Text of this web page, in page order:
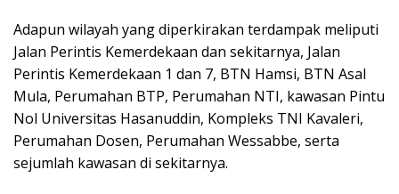
Adapun wilayah yang diperkirakan terdampak meliputi
Jalan Perintis Kemerdekaan dan sekitarnya, Jalan
Perintis Kemerdekaan 1 dan 7, BTN Hamsi, BTN Asal
Mula, Perumahan BTP, Perumahan NTI, kawasan Pintu
Nol Universitas Hasanuddin, Kompleks TNI Kavaleri,
Perumahan Dosen, Perumahan Wessabbe, serta
sejumlah kawasan di sekitarnya.